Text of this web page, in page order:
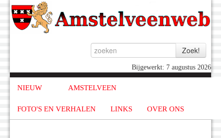
Bijgewerkt: 7 augustus 2026
NIEUW AMSTELVEEN
FOTO'S EN VERHALEN LINKS OVER ONS